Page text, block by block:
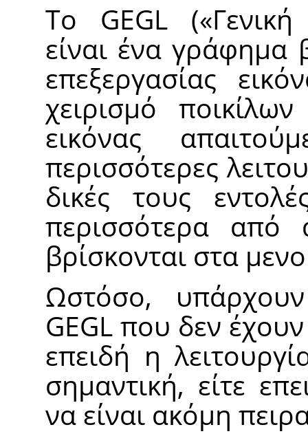
Το GEGL(«
είναι ένα γράφημα
επεξεργασίας
χειρισμό
εικόνας
περισσότερες
δικές τους
περισσότερα από
βρίσκονται στα
Ωστόσο, υπάρχουν
GEGL που δεν έχουν
επειδή η
σημαντική, είτε
να είναι ακόμη